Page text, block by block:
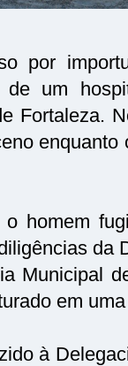
por
de um
Fortaleza.
enquanto
homem
da
Municipal
em
à